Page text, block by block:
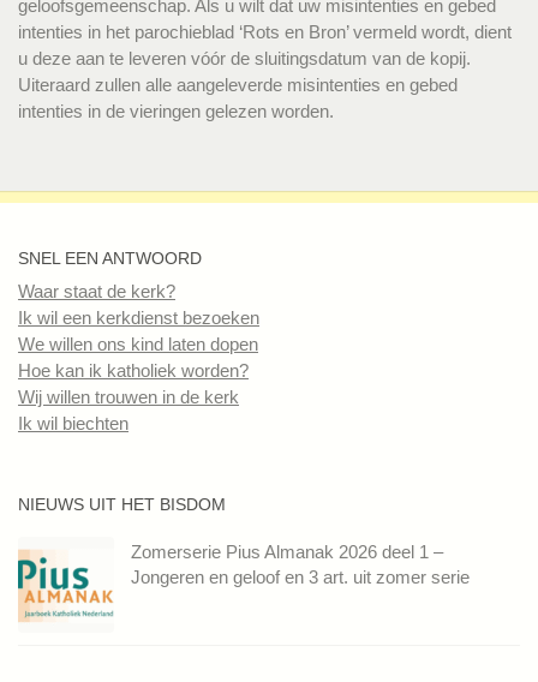
geloofsgemeenschap. Als u wilt dat uw misintenties en gebed
intenties in het parochieblad ‘Rots en Bron’ vermeld wordt, dient
u deze aan te leveren vóór de sluitingsdatum van de kopij.
Uiteraard zullen alle aangeleverde misintenties en gebed
intenties in de vieringen gelezen worden.
SNEL EEN ANTWOORD
Waar staat de kerk?
Ik wil een kerkdienst bezoeken
We willen ons kind laten dopen
Hoe kan ik katholiek worden?
Wij willen trouwen in de kerk
Ik wil biechten
NIEUWS UIT HET BISDOM
Zomerserie Pius Almanak 2026 deel 1 –
Jongeren en geloof en 3 art. uit zomer serie